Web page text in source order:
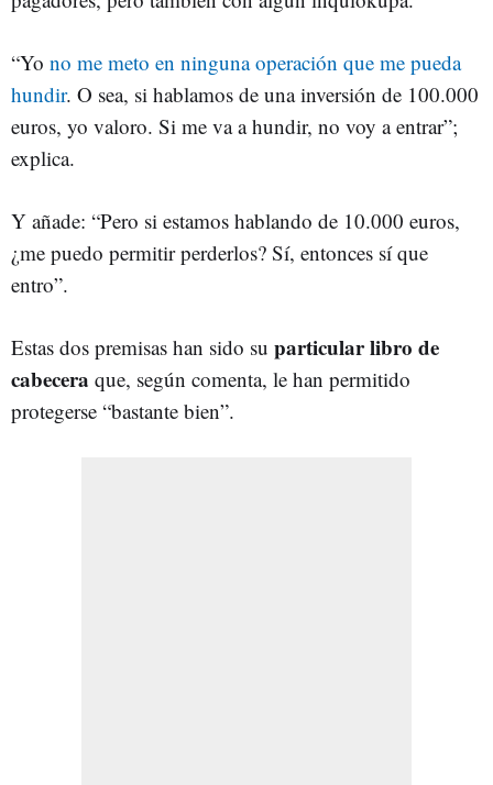
“Yo no me meto en ninguna operación que me pueda
hundir. O sea, si hablamos de una inversión de 100.000
euros, yo valoro. Si me va a hundir, no voy a entrar”;
explica.
Y añade: “Pero si estamos hablando de 10.000 euros,
¿me puedo permitir perderlos? Sí, entonces sí que
entro”.
Estas dos premisas han sido su particular libro de
cabecera que, según comenta, le han permitido
protegerse “bastante bien”.